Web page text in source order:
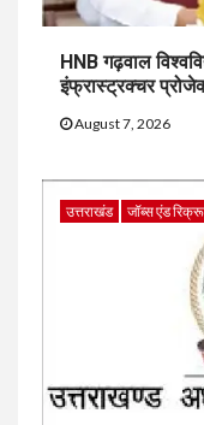
HNB गढ़वाल
इंफ्रास्ट्रक्चर
August 7, 2026
उत्तराखंड जॉब्स एंड